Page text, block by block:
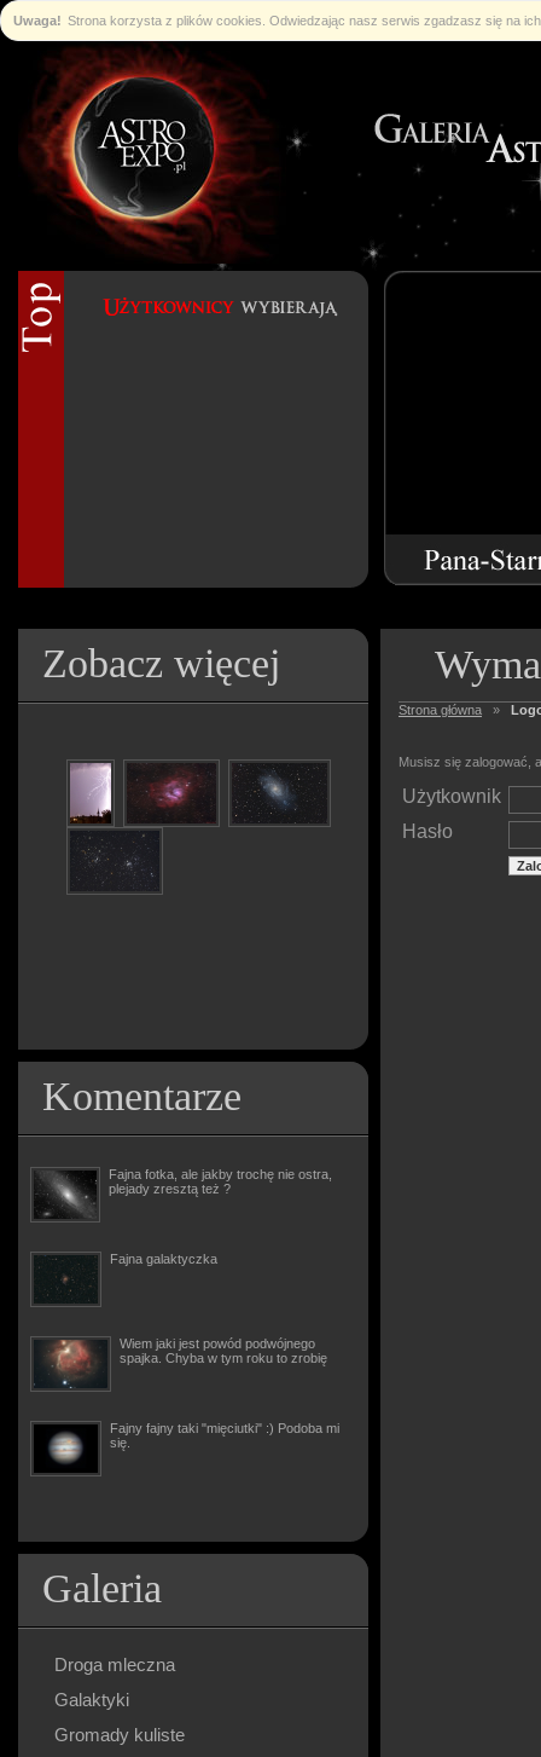
Uwaga! Strona korzysta z plików cookies. Odwiedzając nasz serwis zgadzasz się na
Zobacz więcej
Komentarze
Fajna fotka, ale jakby trochę nie ostra,
plejady zresztą też ?
Fajna galaktyczka
Wiem jaki jest powód podwójnego
spajka. Chyba w tym roku to zrobię
Fajny fajny taki "mięciutki" :) Podoba mi
się.
Galeria
Droga mleczna
Galaktyki
Gromady kuliste
Strona główna »
Musisz się zalogować,
Użytkownik
Hasło